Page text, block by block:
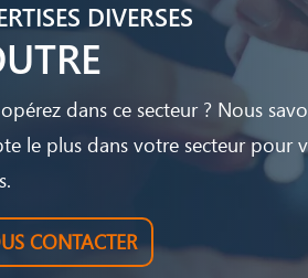
DIVERSES
dans ce secteur ? Nous
le plus dans votre secteur pour
CONTACTER